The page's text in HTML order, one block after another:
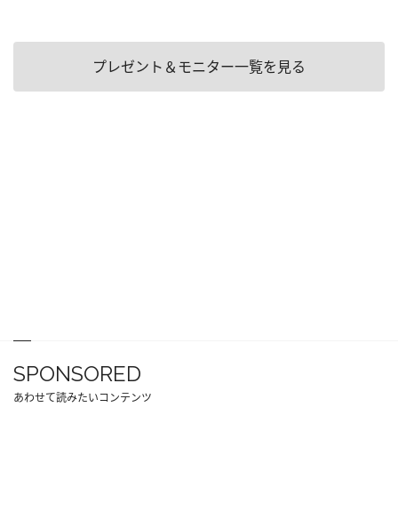
プレゼント＆モニター一覧を見る
SPONSORED
あわせて読みたいコンテンツ